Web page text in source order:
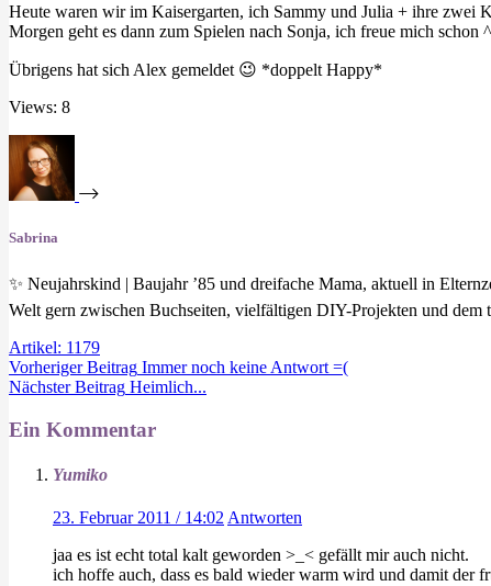
Heute waren wir im Kaisergarten, ich Sammy und Julia + ihre zwei
Morgen geht es dann zum Spielen nach Sonja, ich freue mich schon
Übrigens hat sich Alex gemeldet 😉 *doppelt Happy*
Views: 8
Sabrina
✨ Neujahrskind | Baujahr ’85 und dreifache Mama, aktuell in
Welt gern zwischen Buchseiten, vielfältigen DIY-Projekten und
Artikel: 1179
VorherigerBeitrag Immer noch keine Antwort =(
NächsterBeitrag Heimlich...
Ein Kommentar
Yumiko
23. Februar 2011 / 14:02Antworten
jaa es ist echt total kalt geworden >_< gefällt mir auch nicht.
ich hoffe auch, dass es bald wieder warm wird und damit der